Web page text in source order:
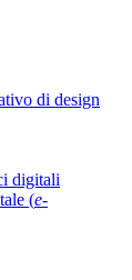
di design
digitali
(e-